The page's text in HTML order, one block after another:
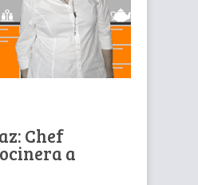
Chef
a